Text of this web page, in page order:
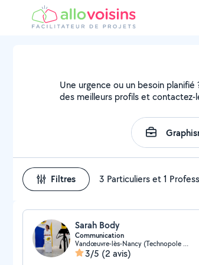
Une urgence ou un besoin
des meilleurs profils et contactez-
Filtres 3 Particuliers et 1
Sarah Body
Communication
Vandœuvre-lès-Nancy (Technopole Nancy-Brabois)
3/5 (2 avis)